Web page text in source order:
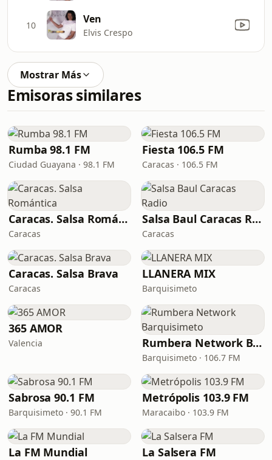
10 Ven
Elvis Crespo
Mostrar Más
Emisoras similares
Rumba 98.1 FM
Ciudad Guayana · 98.1 FM
Fiesta 106.5 FM
Caracas · 106.5 FM
Caracas. Salsa Romántica
Caracas
Salsa Baul Caracas Radio
Caracas
Caracas. Salsa Brava
Caracas
LLANERA MIX
Barquisimeto
365 AMOR
Valencia Rumbera Network Barquisimeto
Barquisimeto · 106.7 FM
Sabrosa 90.1 FM
Barquisimeto · 90.1 FM
Metrópolis 103.9 FM
Maracaibo · 103.9 FM
La FM Mundial La Salsera FM